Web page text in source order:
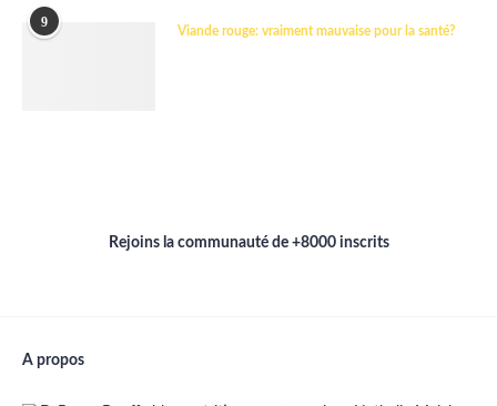
9
Viande rouge: vraiment mauvaise pour la santé?
Rejoins la communauté de +8000 inscrits
A propos